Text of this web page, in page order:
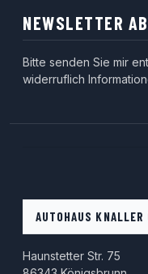
NEWSLETTER
Bitte senden Sie mir
widerruflich
AUTOHAUS
Haunstetter Str. 75